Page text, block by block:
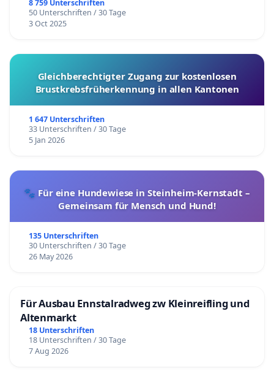
8 759 Unterschriften
50 Unterschriften / 30 Tage
3 Oct 2025
Gleichberechtigter Zugang zur kostenlosen
Brustkrebsfrüherkennung in allen Kantonen
1 647 Unterschriften
33 Unterschriften / 30 Tage
5 Jan 2026
🐾 Für eine Hundewiese in Steinheim-Kernstadt –
Gemeinsam für Mensch und Hund!
135 Unterschriften
30 Unterschriften / 30 Tage
26 May 2026
Für Ausbau Ennstalradweg zw Kleinreifling und
Altenmarkt
18 Unterschriften
18 Unterschriften / 30 Tage
7 Aug 2026